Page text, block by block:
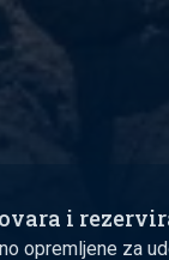
i
opremljene za